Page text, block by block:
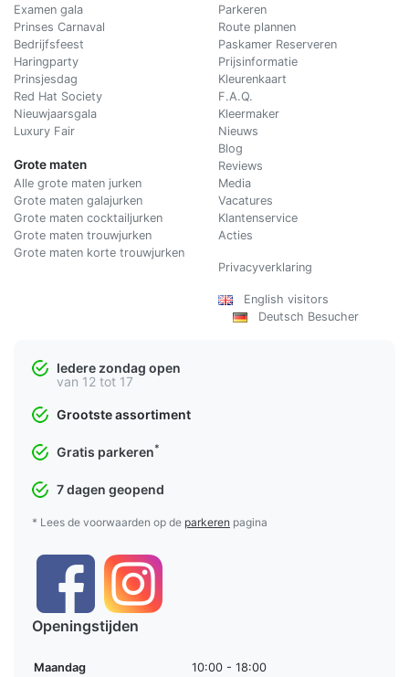
Examen gala
Prinses Carnaval
Bedrijfsfeest
Haringparty
Prinsjesdag
Red Hat Society
Nieuwjaarsgala
Luxury Fair
Grote maten
Alle grote maten jurken
Grote maten galajurken
Grote maten cocktailjurken
Grote maten trouwjurken
Grote maten korte trouwjurken
Parkeren
Route plannen
Paskamer Reserveren
Prijsinformatie
Kleurenkaart
F.A.Q.
Kleermaker
Nieuws
Blog
Reviews
Media
Vacatures
Klantenservice
Acties
Privacyverklaring
English visitors
Deutsch Besucher
Iedere zondag open
van 12 tot 17
Grootste assortiment
Gratis parkeren*
7 dagen geopend
* Lees de voorwaarden op de parkeren pagina
Openingstijden
Maandag 10:00 - 18:00